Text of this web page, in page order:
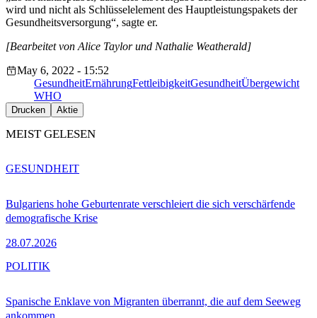
wird und nicht als Schlüsselelement des Hauptleistungspakets der
Gesundheitsversorgung“, sagte er.
[Bearbeitet von Alice Taylor und Nathalie Weatherald]
May 6, 2022 - 15:52
GesundheitErnährungFettleibigkeitGesundheitÜbergewicht
WHO
Drucken Aktie
MEIST GELESEN
Bulgariens hohe Geburtenrate verschleiert die sich verschärfende
demografische Krise
28.07.2026
GESUNDHEIT
Spanische Enklave von Migranten überrannt, die auf dem Seeweg
ankommen
POLITIK